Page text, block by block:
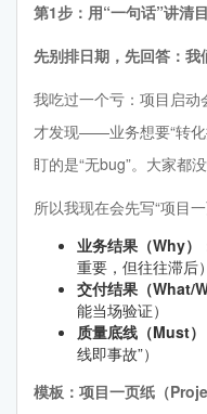
第1步：用“一句话”讲清
先别排日期，先回答：我
我吃过一个亏：项目启
才发现——业务想要“转化
盯的是“无bug”。大家都
所以我现在会先写“项目
业务结果（Why）
重要，但往往滞后）
交付结果（What/
能当场验证）
质量底线（Must）
线即事故”）
模板：项目一页纸（